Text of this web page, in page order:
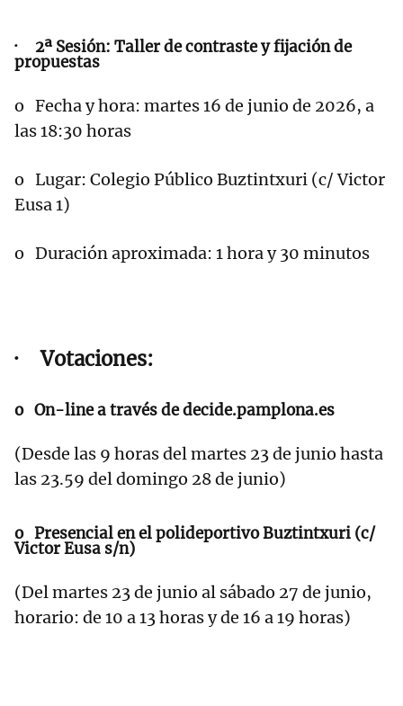
· 2ª Sesión: Taller de contraste y fijación de
propuestas
o Fecha y hora: martes 16 de junio de 2026, a
las 18:30 horas
o Lugar: Colegio Público Buztintxuri (c/ Victor
Eusa 1)
o Duración aproximada: 1 hora y 30 minutos
· Votaciones:
o On-line a través dedecide.pamplona.es
(Desde las 9 horas del martes 23 de junio hasta
las 23.59 del domingo 28 de junio)
o Presencial en el polideportivo Buztintxuri (c/
Victor Eusa s/n)
(Del martes 23 de junio al sábado 27 de junio,
horario: de 10 a 13 horas y de 16 a 19 horas)